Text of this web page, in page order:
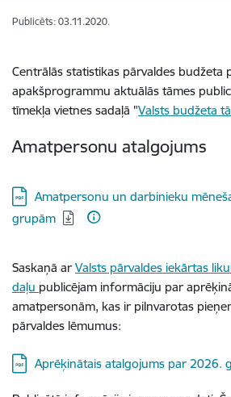
Publicēts: 03.11.2020.
Centrālās statistikas pārvaldes budžeta
apakšprogrammu aktuālās tāmes
tīmekļa vietnes sadaļā "Valsts budžeta
Amatpersonu atalgojums
Lejupielādēt:
Amatpersonu un darbinieku
grupām
Saskaņā ar Valsts pārvaldes iekārtas
daļu publicējam informāciju par
amatpersonām, kas ir pilnvarotas
pārvaldes lēmumus:
Lejupielādēt:
Aprēķinātais atalgojums par 2026.